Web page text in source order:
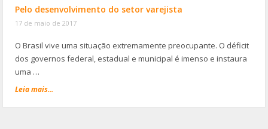
Pelo desenvolvimento do setor varejista
17 de maio de 2017
O Brasil vive uma situação extremamente preocupante. O déficit
dos governos federal, estadual e municipal é imenso e instaura
uma …
Leia mais...